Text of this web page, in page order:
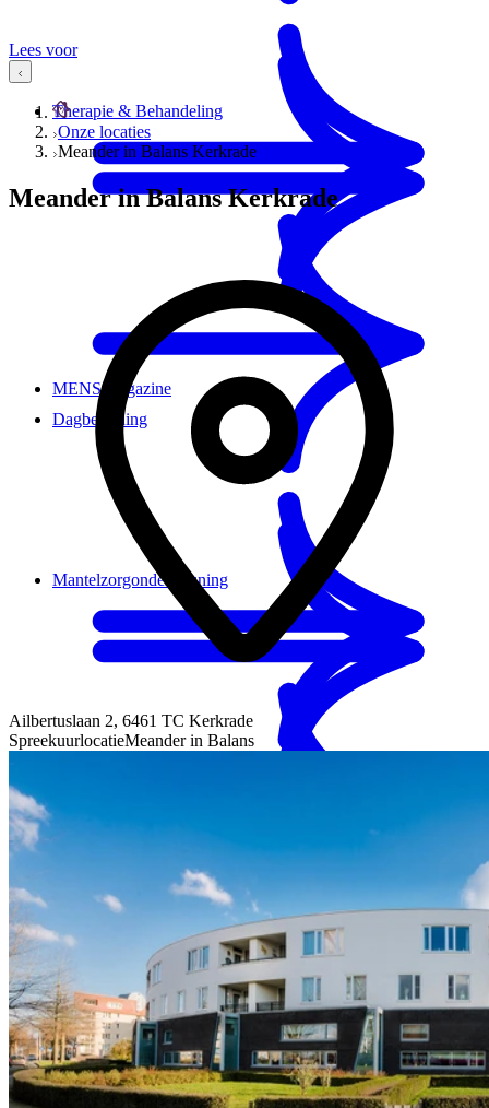
Dagbesteding
Veilig zelfstandig wonen
Therapie & Behandeling
Mantelzorgondersteuning
Onze restaurants
MENS magazine
Lees voor
Onze locaties
Meander in Balans Kerkrade
Meander in Balans Kerkrade
Ailbertuslaan 2, 6461 TC Kerkrade
SpreekuurlocatieMeander in Balans